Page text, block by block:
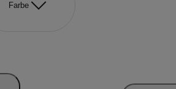
Farbe